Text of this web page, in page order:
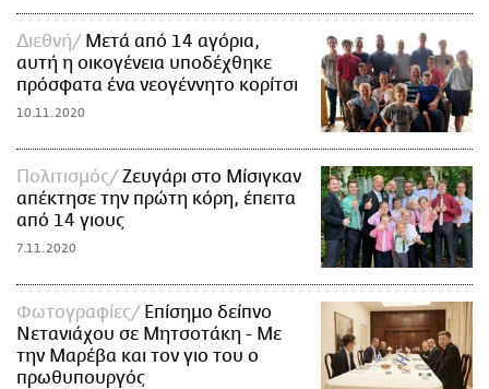
Διεθνή
Μετά από 14 αγόρια,
αυτή η οικογένεια υποδέχθηκε
πρόσφατα ένα νεογέννητο κορίτσι
10.11.2020
Πολιτισμός
Ζευγάρι στο Μίσιγκαν
απέκτησε την πρώτη κόρη, έπειτα
από 14 γιους
7.11.2020
Φωτογραφίες
Επίσημο δείπνο
Νετανιάχου σε Μητσοτάκη - Με
την Μαρέβα και τον γιο του ο
πρωθυπουργός